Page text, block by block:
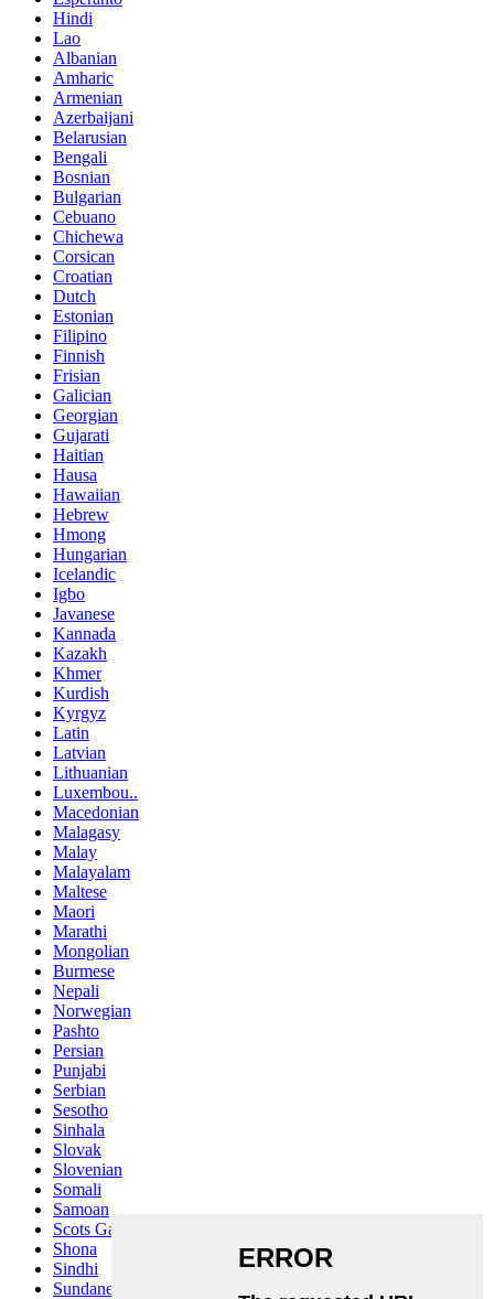
Hindi
Lao
Albanian
Amharic
Armenian
Azerbaijani
Belarusian
Bengali
Bosnian
Bulgarian
Cebuano
Chichewa
Corsican
Croatian
Dutch
Estonian
Filipino
Finnish
Frisian
Galician
Georgian
Gujarati
Haitian
Hausa
Hawaiian
Hebrew
Hmong
Hungarian
Icelandic
Igbo
Javanese
Kannada
Kazakh
Khmer
Kurdish
Kyrgyz
Latin
Latvian
Lithuanian
Luxembou..
Macedonian
Malagasy
Malay
Malayalam
Maltese
Maori
Marathi
Mongolian
Burmese
Nepali
Norwegian
Pashto
Persian
Punjabi
Serbian
Sesotho
Sinhala
Slovak
Slovenian
Somali
Samoan
Scots Gaelic
Shona
Sindhi
Sundanese